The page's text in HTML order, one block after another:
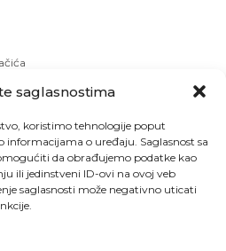
saglasnostima
koristimo tehnologije poput
o uređaju. Saglasnost sa
da obrađujemo podatke kao
ili jedinstveni ID-ovi na ovoj veb
saglasnosti može negativno uticati